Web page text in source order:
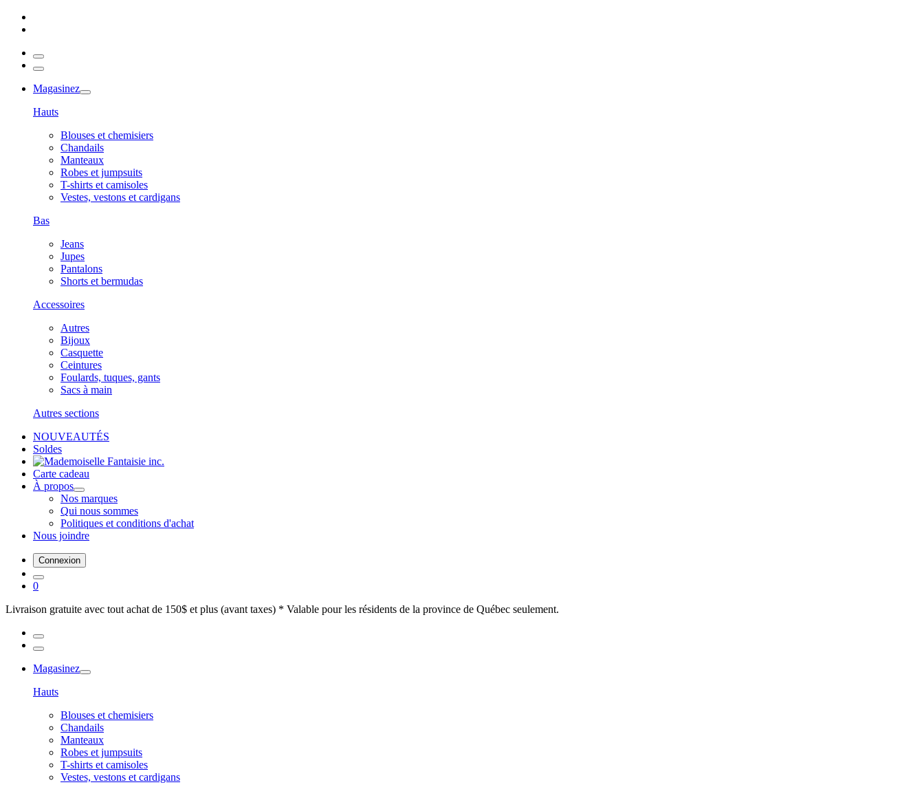
Magasinez
Hauts
Blouses et chemisiers
Chandails
Manteaux
Robes et jumpsuits
T-shirts et camisoles
Vestes, vestons et cardigans
Bas
Jeans
Jupes
Pantalons
Shorts et bermudas
Accessoires
Autres
Bijoux
Casquette
Ceintures
Foulards, tuques, gants
Sacs à main
Autres sections
NOUVEAUTÉS
Soldes
Carte cadeau
À propos
Nos marques
Qui nous sommes
Politiques et conditions d'achat
Nous joindre
Connexion
0
Livraison gratuite avec tout achat de 150$ et plus (avant taxes) * Valable pour les résidents de la province de Québec seulement.
Magasinez
Hauts
Blouses et chemisiers
Chandails
Manteaux
Robes et jumpsuits
T-shirts et camisoles
Vestes, vestons et cardigans